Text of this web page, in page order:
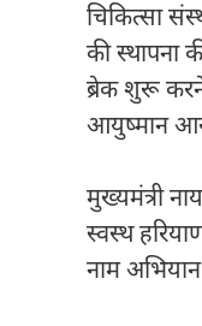
चिकित्सा
की स्थापना
ब्रेक शुरू करने
आयुष्मान
मुख्यमंत्री
स्वस्थ
नाम